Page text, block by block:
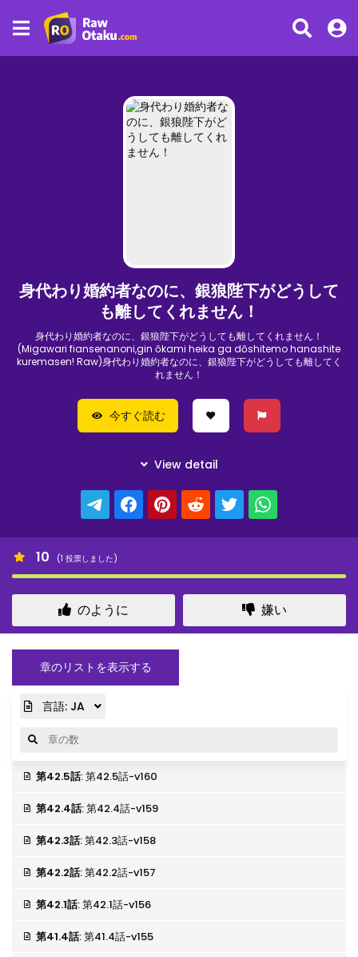
身代わり婚約者なのに、銀狼陛下がどうして
も離してくれません！
身代わり婚約者なのに、銀狼陛下がどうしても離してくれません！
(Migawari fiansenanoni,gin ōkami heika ga dōshitemo hanashite
kuremasen! Raw)身代わり婚約者なのに、銀狼陛下がどうしても離してく
れません！
今すぐ読む
10 (1 投票しました)
のように 嫌い
章のリストを表示する
言語: JA
第42.5話: 第42.5話-v160
第42.4話: 第42.4話-v159
第42.3話: 第42.3話-v158
第42.2話: 第42.2話-v157
第42.1話: 第42.1話-v156
第41.4話: 第41.4話-v155